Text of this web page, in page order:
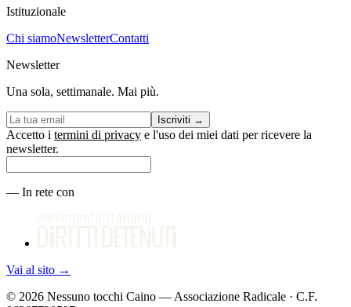
Istituzionale
Chi siamoNewsletterContatti
Newsletter
Una sola, settimanale. Mai più.
Iscriviti →
Accetto i termini di privacy e l'uso dei miei dati per ricevere la
newsletter.
— In rete con
Vai al sito →
© 2026 Nessuno tocchi Caino — Associazione Radicale · C.F.